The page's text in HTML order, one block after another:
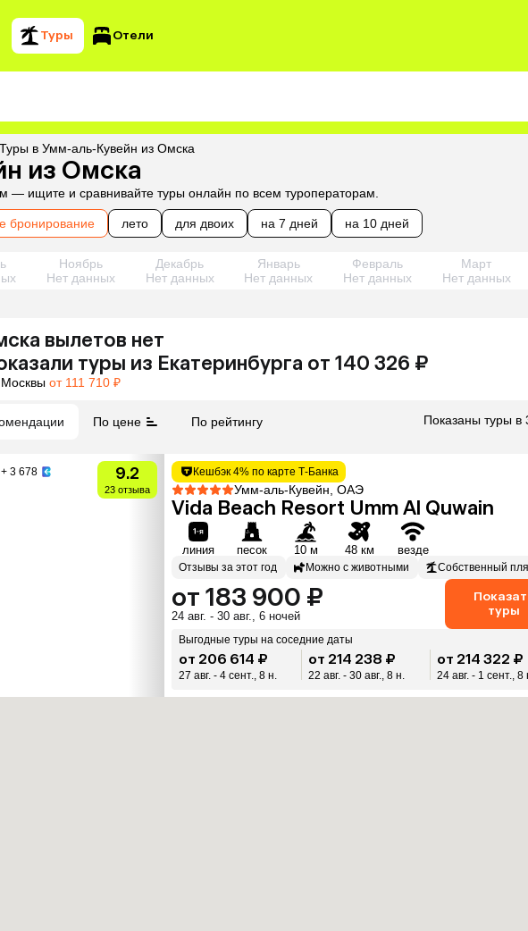
Туры Отели
Туры в Умм-аль-Кувейн из Омска
из Омска
— ищите и сравнивайте туры онлайн по всем туроператорам.
бронирование лето для двоих на 7 дней на 10 дней
Ноябрь
Нет данных
Декабрь
Нет данных
Январь
Нет данных
Февраль
Нет данных
Март
Нет данных
вылетов нет
туры из Екатеринбурга от 140 326 ₽
от 111 710 ₽
По цене По рейтингу Показаны туры в
+ 3 678 9.2
23 отзыва
Кешбэк 4% по карте Т-Банка
Умм-аль-Кувейн, ОАЭ
Vida Beach Resort Umm Al Quwain
линия песок 10 м 48 км везде
Отзывы за этот год Можно с животными Собственный
от 183 900 ₽
24 авг. - 30 авг., 6 ночей
туры
Выгодные туры на соседние даты
от 206 614 ₽
27 авг. - 4 сент., 8 н.
от 214 238 ₽
22 авг. - 30 авг., 8 н.
от 214 322 ₽
24 авг. - 1 сент., 8